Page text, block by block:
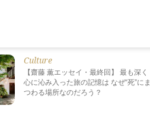
Culture
【齋藤 薫エッセイ・最終回】 最も深く
心に沁み入った旅の記憶は なぜ“死”にま
つわる場所なのだろう？